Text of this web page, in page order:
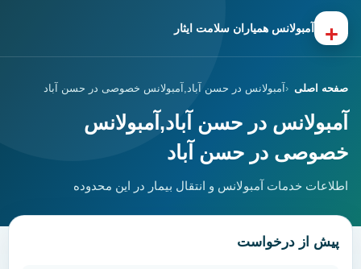
+ آمبولانس همیاران سلامت ایثار
صفحه اصلی آمبولانس در حسن آباد,آمبولانس خصوصی در حسن آباد
آمبولانس در حسن آباد,آمبولانس
خصوصی در حسن آباد
اطلاعات خدمات آمبولانس و انتقال بیمار در این محدوده
پیش از درخواست